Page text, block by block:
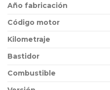
Año fabricación
Código motor
Kilometraje
Bastidor
Combustible